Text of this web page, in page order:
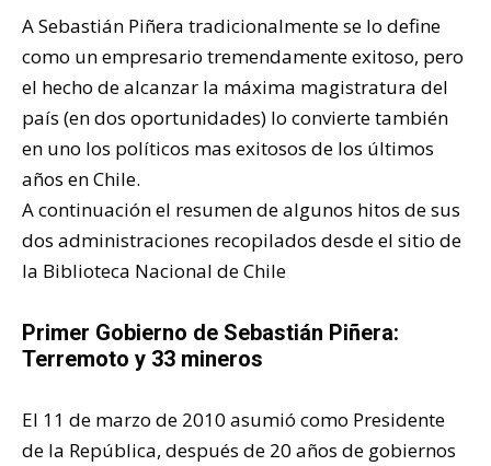
A Sebastián Piñera tradicionalmente se lo define
como un empresario tremendamente exitoso, pero
el hecho de alcanzar la máxima magistratura del
país (en dos oportunidades) lo convierte también
en uno los políticos mas exitosos de los últimos
años en Chile.
A continuación el resumen de algunos hitos de sus
dos administraciones recopilados desde el sitio de
la Biblioteca Nacional de Chile
Primer Gobierno de Sebastián Piñera:
Terremoto y 33 mineros
El 11 de marzo de 2010 asumió como Presidente
de la República, después de 20 años de gobiernos